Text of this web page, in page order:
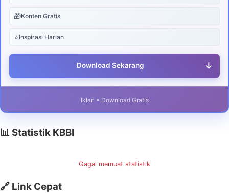
🎁Konten Gratis
⭐Inspirasi Harian
Download Sekarang ↓
Iklan • Download Gratis
📊 Statistik KBBI
Gagal memuat statistik
🔗 Link Cepat